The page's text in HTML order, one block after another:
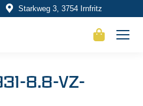
Starkweg 3, 3754 Irnfritz
8.8-VZ-